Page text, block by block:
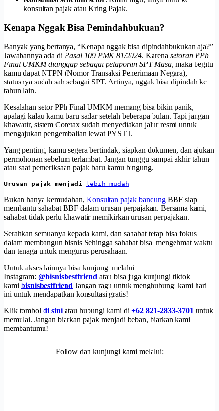
konsultan pajak atau Kring Pajak.
Kenapa Nggak Bisa Pemindahbukuan?
Banyak yang bertanya, “Kenapa nggak bisa dipindahbukukan aja?”
Jawabannya ada di Pasal 109 PMK 81/2024. Karena setoran PPh
Final UMKM dianggap sebagai pelaporan SPT Masa, maka begitu
kamu dapat NTPN (Nomor Transaksi Penerimaan Negara),
statusnya sudah sah sebagai SPT. Artinya, nggak bisa dipindah ke
tahun lain.
Kesalahan setor PPh Final UMKM memang bisa bikin panik,
apalagi kalau kamu baru sadar setelah beberapa bulan. Tapi jangan
khawatir, sistem Coretax sudah menyediakan jalur resmi untuk
mengajukan pengembalian lewat PYSTT.
Yang penting, kamu segera bertindak, siapkan dokumen, dan ajukan
permohonan sebelum terlambat. Jangan tunggu sampai akhir tahun
atau saat pemeriksaan pajak baru kamu bingung.
Urusan pajak menjadi lebih mudah
Bukan hanya kemudahan, Konsultan pajak bandung BBF siap
membantu sahabat BBF dalam urusan perpajakan. Bersama kami,
sahabat tidak perlu khawatir memikirkan urusan perpajakan.
Serahkan semuanya kepada kami, dan sahabat tetap bisa fokus
dalam membangun bisnis Sehingga sahabat bisa mengehmat waktu
dan tenaga untuk mengurus perusahaan.
Untuk akses lainnya bisa kunjungi melalui
Instagram: @bisnisbestfriend atau bisa juga kunjungi tiktok
kami bisnisbestfriend Jangan ragu untuk menghubungi kami hari
ini untuk mendapatkan konsultasi gratis!
Klik tombol di sini atau hubungi kami di +62 821-2833-3701 untuk
memulai. Jangan biarkan pajak menjadi beban, biarkan kami
membantumu!
Follow dan kunjungi kami melalui: